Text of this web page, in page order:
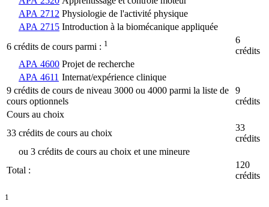
APA 2712 Physiologie de l'activité physique
APA 2715 Introduction à la biomécanique appliquée
6 crédits de cours parmi : 1
6
crédits
APA 4600 Projet de recherche
APA 4611 Internat/expérience clinique
9 crédits de cours de niveau 3000 ou 4000 parmi la liste de
cours optionnels
9
crédits
Cours au choix
33 crédits de cours au choix
33
crédits
ou 3 crédits de cours au choix et une mineure
Total :
120
crédits
1